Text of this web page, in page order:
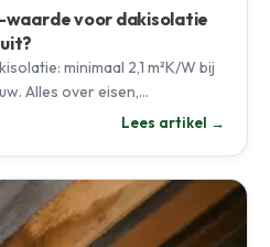
waarde voor dakisolatie
minimaal 2,1 m²K/W bij
Alles over eisen,…
Lees artikel →